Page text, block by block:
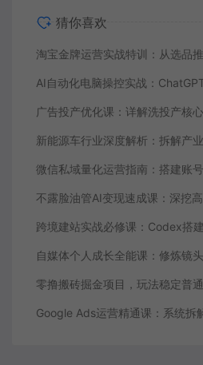
猜你喜欢